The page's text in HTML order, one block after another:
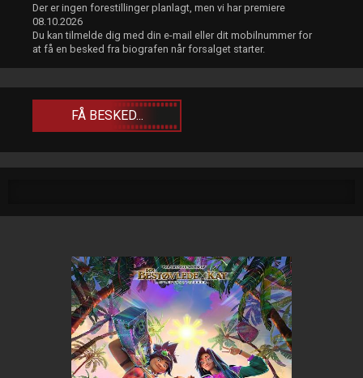
Der er ingen forestillinger planlagt, men vi har premiere
08.10.2026
Du kan tilmelde dig med din e-mail eller dit mobilnummer for
at få en besked fra biografen når forsalget starter.
FÅ BESKED...